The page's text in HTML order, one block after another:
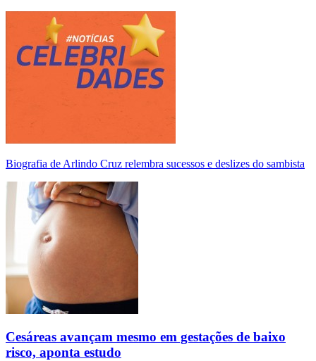
Biografia de Arlindo Cruz relembra sucessos e deslizes do sambista
Cesáreas avançam mesmo em gestações de baixo
risco, aponta estudo